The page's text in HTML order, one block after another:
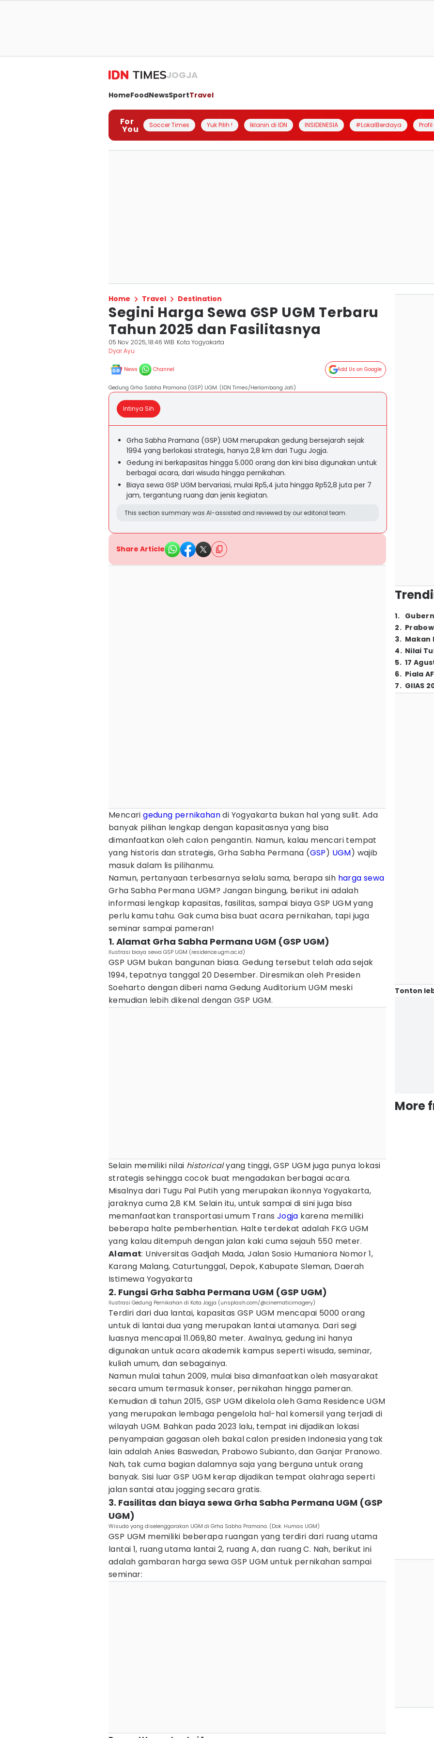
JOGJA
HomeFoodNewsSportTravel
For
You Soccer Times Yuk Pilih ! Iklanin di IDN INSIDENESIA #LokalBerdaya
Home Travel Destination
Segini Harga Sewa GSP UGM Terbaru
Tahun 2025 dan Fasilitasnya
05 Nov 2025, 18:46 WIB Kota Yogyakarta
Dyar Ayu
News Channel Add Us on Google
Gedung Grha Sabha Pramana (GSP) UGM. (IDN Times/Herlambang Jati)
Intinya Sih
Grha Sabha Pramana (GSP) UGM merupakan gedung bersejarah sejak
1994 yang berlokasi strategis, hanya 2,8 km dari Tugu Jogja.
Gedung ini berkapasitas hingga 5.000 orang dan kini bisa digunakan untuk
berbagai acara, dari wisuda hingga pernikahan.
Biaya sewa GSP UGM bervariasi, mulai Rp5,4 juta hingga Rp52,8 juta per 7
jam, tergantung ruang dan jenis kegiatan.
This section summary was AI-assisted and reviewed by our editorial team.
Share Article
Mencarigedung pernikahandi Yogyakarta bukan hal yang sulit. Ada
banyak pilihan lengkap dengan kapasitasnya yang bisa
dimanfaatkan oleh calon pengantin. Namun, kalau mencari tempat
yang historis dan strategis, Grha Sabha Permana (GSP) UGM) wajib
masuk dalam lis pilihanmu.
Namun, pertanyaan terbesarnya selalu sama, berapa sih harga sewa
Grha Sabha Permana UGM? Jangan bingung, berikut ini adalah
informasi lengkap kapasitas, fasilitas, sampai biaya GSP UGM yang
perlu kamu tahu. Gak cuma bisa buat acara pernikahan, tapi juga
seminar sampai pameran!
1. Alamat Grha Sabha Permana UGM (GSP UGM)
Ilustrasi biaya sewa GSP UGM (residence.ugm.ac.id)
GSP UGM bukan bangunan biasa. Gedung tersebut telah ada sejak
1994, tepatnya tanggal 20 Desember. Diresmikan oleh Presiden
Soeharto dengan diberi nama Gedung Auditorium UGM meski
kemudian lebih dikenal dengan GSP UGM.
Selain memiliki nilai historicalyang tinggi, GSP UGM juga punya lokasi
strategis sehingga cocok buat mengadakan berbagai acara.
Misalnya dari Tugu Pal Putih yang merupakan ikonnya Yogyakarta,
jaraknya cuma 2,8 KM. Selain itu, untuk sampai di sini juga bisa
memanfaatkan transportasi umum Trans Jogja karena memiliki
beberapa halte pemberhentian. Halte terdekat adalah FKG UGM
yang kalau ditempuh dengan jalan kaki cuma sejauh 550 meter.
Alamat: Universitas Gadjah Mada, Jalan Sosio Humaniora Nomor 1,
Karang Malang, Caturtunggal, Depok, Kabupate Sleman, Daerah
Istimewa Yogyakarta
2. Fungsi Grha Sabha Permana UGM (GSP UGM)
Ilustrasi Gedung Pernikahan di Kota Jogja (unsplash.com/@cinematicimagery)
Terdiri dari dua lantai, kapasitas GSP UGM mencapai 5000 orang
untuk di lantai dua yang merupakan lantai utamanya. Dari segi
luasnya mencapai 11.069,80 meter. Awalnya, gedung ini hanya
digunakan untuk acara akademik kampus seperti wisuda, seminar,
kuliah umum, dan sebagainya.
Namun mulai tahun 2009, mulai bisa dimanfaatkan oleh masyarakat
secara umum termasuk konser, pernikahan hingga pameran.
Kemudian di tahun 2015, GSP UGM dikelola oleh Gama Residence UGM
yang merupakan lembaga pengelola hal-hal komersil yang terjadi di
wilayah UGM. Bahkan pada 2023 lalu, tempat ini dijadikan lokasi
penyampaian gagasan oleh bakal calon presiden Indonesia yang tak
lain adalah Anies Baswedan, Prabowo Subianto, dan Ganjar Pranowo.
Nah, tak cuma bagian dalamnya saja yang berguna untuk orang
banyak. Sisi luar GSP UGM kerap dijadikan tempat olahraga seperti
jalan santai atau jogging secara gratis.
3. Fasilitas dan biaya sewa Grha Sabha Permana UGM (GSP
UGM)
Wisuda yang diselenggarakan UGM di Grha Sabha Pramana. (Dok. Humas UGM)
GSP UGM memiliki beberapa ruangan yang terdiri dari ruang utama
lantai 1, ruang utama lantai 2, ruang A, dan ruang C. Nah, berikut ini
adalah gambaran harga sewa GSP UGM untuk pernikahan sampai
seminar:
1.
2.
3. Makan
4. Nilai
5. 17
6. Piala
7. GIIAS
Tonton
More